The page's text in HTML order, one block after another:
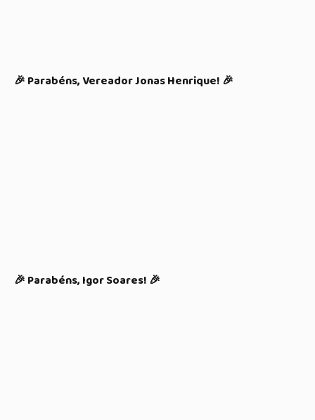
🎉 Parabéns, Vereador Jonas Henrique! 🎉
🎉 Parabéns, Igor Soares! 🎉